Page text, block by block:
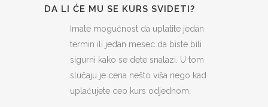
DA LI ĆE MU SE KURS SVIDETI?
Imate mogućnost da uplatite jedan
termin ili jedan mesec da biste bili
sigurni kako se dete snalazi. U tom
slučaju je cena nešto viša nego kad
uplaćujete ceo kurs odjednom.